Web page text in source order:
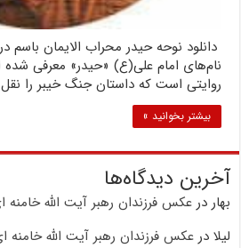
دانلود نوحه حیدر محراب الایمان باسم
نام‌های امام علی(ع) «حیدر» معرفی
روایتی است که داستان جنگ خیبر را
بیشتر بخوانید »
آخرین دیدگاه‌ها
بهار درعکس فرزندان رهبر آیت الله خامنه
لیلا درعکس فرزندان رهبر آیت الله خامنه